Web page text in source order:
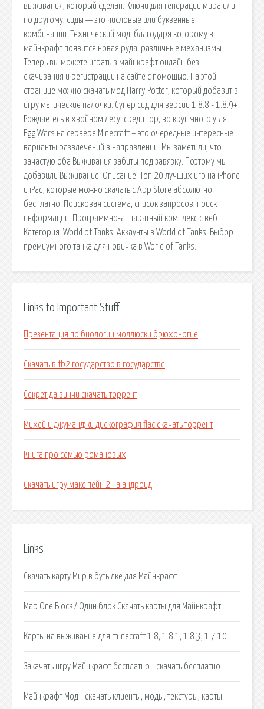
выживания, который сделан. Ключи для генерации мира или
по другому, сиды — это числовые или буквенные
комбинации. Технический мод, благодаря которому в
майнкрафт появится новая руда, различные механизмы.
Теперь вы можете играть в майнкрафт онлайн без
скачивания и регистрации на сайте с помощью. На этой
странице можно скачать мод Harry Potter, который добавит в
игру магические палочки. Супер сид для версии 1.8.8 - 1.8.9+
Рождаетесь в хвойном лесу, среди гор, во круг много угля.
Egg Wars на сервере Minecraft – это очередные интересные
варианты развлечений в направлении. Мы заметили, что
зачастую оба Выживания забиты под завязку. Поэтому мы
добавили Выживание. Описание: Топ 20 лучших игр на iPhone
и iPad, которые можно скачать с App Store абсолютно
бесплатно. Поисковая сиcтема, список запросов, поиск
информации. Программно-аппаратный комплекс с веб.
Категория: World of Tanks. Аккаунты в World of Tanks; Выбор
премиумного танка для новичка в World of Tanks.
Links to Important Stuff
Презентация по биологии моллюски брюхоногие
Скачать в fb2 государство в государстве
Секрет да винчи скачать торрент
Михей и джуманджи дискография flac скачать торрент
Книга про семью романовых
Скачать игру макс пейн 2 на андроид
Links
Скачать карту Мир в бутылке для Майнкрафт.
Map One Block / Один блок Скачать карты для Майнкрафт.
Карты на выживание для minecraft 1.8, 1.8.1, 1.8.3, 1.7.10.
Закачать игру Майнкрафт бесплатно - скачать бесплатно.
Майнкрафт Мод - скачать клиенты, моды, текстуры, карты.